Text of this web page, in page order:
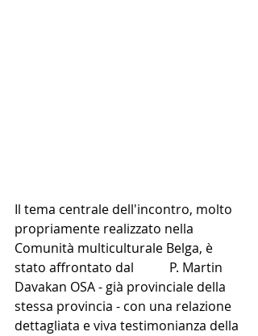
Il tema centrale dell'incontro, molto
propriamente realizzato nella
Comunità multiculturale Belga, è
stato affrontato dal           P. Martin
Davakan OSA - già provinciale della
stessa provincia - con una relazione
dettagliata e viva testimonianza della